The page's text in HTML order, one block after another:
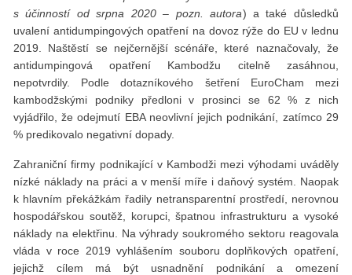
s účinností od srpna 2020 – pozn. autora) a také důsledků
uvalení antidumpingových opatření na dovoz rýže do EU v lednu
2019. Naštěstí se nejčernější scénáře, které naznačovaly, že
antidumpingová opatření Kambodžu citelně zasáhnou,
nepotvrdily. Podle dotazníkového šetření EuroCham mezi
kambodžskými podniky předloni v prosinci se 62 % z nich
vyjádřilo, že odejmutí EBA neovlivní jejich podnikání, zatímco 29
% predikovalo negativní dopady.
Zahraniční firmy podnikající v Kambodži mezi výhodami uváděly
nízké náklady na práci a v menší míře i daňový systém. Naopak
k hlavním překážkám řadily netransparentní prostředí, nerovnou
hospodářskou soutěž, korupci, špatnou infrastrukturu a vysoké
náklady na elektřinu. Na výhrady soukromého sektoru reagovala
vláda v roce 2019 vyhlášením souboru doplňkových opatření,
jejichž cílem má být usnadnění podnikání a omezení